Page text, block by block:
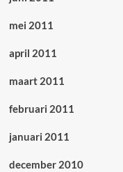
mei 2011
april 2011
maart 2011
februari 2011
januari 2011
december 2010